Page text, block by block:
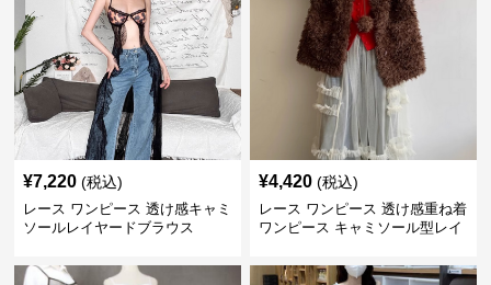
¥7,220 (税込)
レース ワンピース 透け感キャミ
ソールレイヤードブラウス
¥4,420 (税込)
レース ワンピース 透け感重ね着
ワンピース キャミソール型レイ